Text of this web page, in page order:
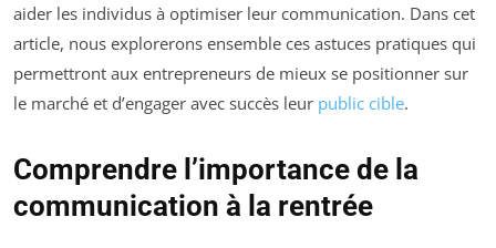
aider les individus à optimiser leur communication. Dans cet
article, nous explorerons ensemble ces astuces pratiques qui
permettront aux entrepreneurs de mieux se positionner sur
le marché et d’engager avec succès leur public cible.
Comprendre l’importance de la
communication à la rentrée